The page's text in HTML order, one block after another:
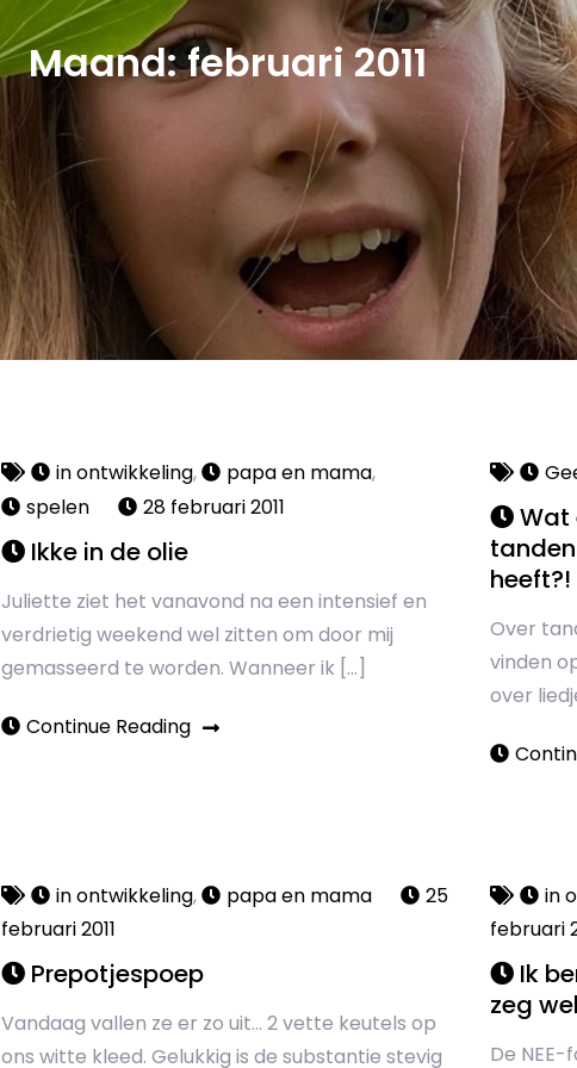
Maand:februari 2011
in ontwikkeling, papa en mama,
spelen
28 februari 2011
Ikke in de olie
Juliette ziet het vanavond na een intensief en
verdrietig weekend wel zitten om door mij
gemasseerd te worden. Wanneer ik […]
Continue Reading
Wat
heeft?!
Over
vinden
over
in ontwikkeling, papa en mama
25
februari 2011
Prepotjespoep
Vandaag vallen ze er zo uit… 2 vette keutels op
ons witte kleed. Gelukkig is de substantie stevig
in
februari
Ik
zeg
De